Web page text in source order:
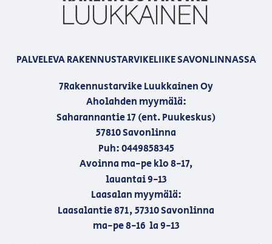
PALVELEVA RAKENNUSTARVIKELIIKE SAVONLINNASSA
7Rakennustarvike Luukkainen Oy
Aholahden myymälä:
Saharannantie 17 (ent. Puukeskus)
57810 Savonlinna
Puh: 0449858345
Avoinna ma-pe klo 8-17,
lauantai 9-13
Laasalan myymälä:
Laasalantie 871, 57310 Savonlinna
ma-pe 8-16 la 9-13